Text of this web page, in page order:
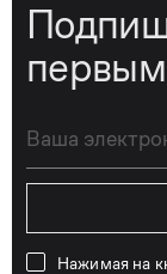
Нажимая на